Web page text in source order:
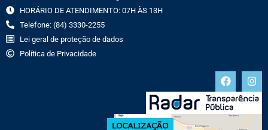
HORÁRIO DE ATENDIMENTO: 07H ÀS 13H
Telefone: (84) 3330-2255
Lei geral de proteção de dados
Política de Privacidade